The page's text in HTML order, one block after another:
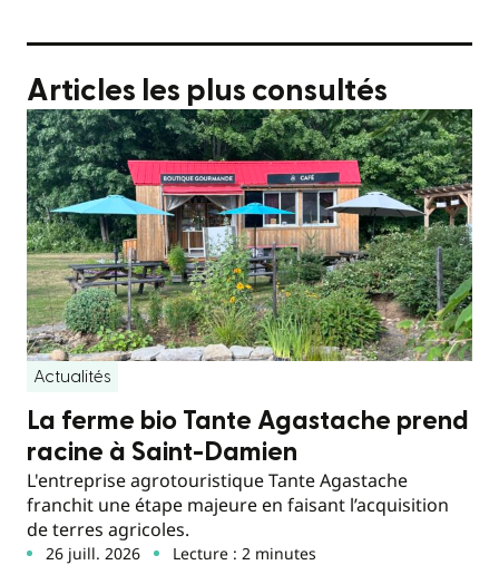
Articles les plus consultés
Actualités
La ferme bio Tante Agastache prend
racine à Saint-Damien
L'entreprise agrotouristique Tante Agastache
franchit une étape majeure en faisant l’acquisition
de terres agricoles.
26 juill. 2026 Lecture : 2 minutes